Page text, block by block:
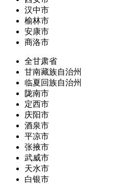
汉中市
榆林市
安康市
商洛市
全甘肃省
甘南藏族自治州
临夏回族自治州
陇南市
定西市
庆阳市
酒泉市
平凉市
张掖市
武威市
天水市
白银市